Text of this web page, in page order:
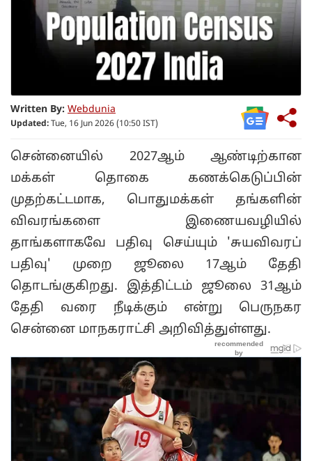
Written By: Webdunia
Updated: Tue, 16 Jun 2026 (10:50 IST)
சென்னையில் 2027ஆம் ஆண்டிற்கான
மக்கள் தொகை கணக்கெடுப்பின்
முதற்கட்டமாக, பொதுமக்கள் தங்களின்
விவரங்களை இணையவழியில்
தாங்களாகவே பதிவு செய்யும் 'சுயவிவரப்
பதிவு' முறை ஜூலை 17ஆம் தேதி
தொடங்குகிறது. இத்திட்டம் ஜூலை 31ஆம்
தேதி வரை நீடிக்கும் என்று பெருநகர
சென்னை மாநகராட்சி அறிவித்துள்ளது.